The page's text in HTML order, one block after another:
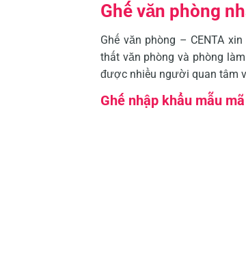
Ghế văn phòng
Ghế văn phòng – CENTA
thất văn phòng và phòng
được nhiều người quan tâm
Ghế nhập khẩu mẫu